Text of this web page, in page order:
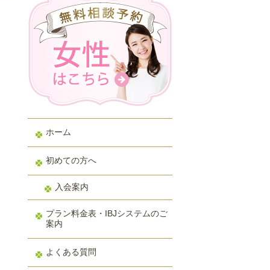
ホーム
初めての方へ
入会案内
プラン料金表・IBJシステムのご
案内
よくある質問